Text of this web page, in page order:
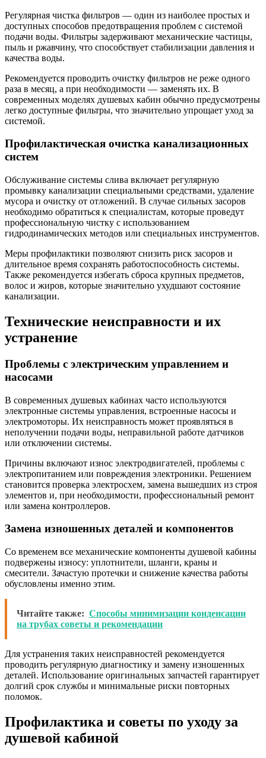
Регулярная чистка фильтров — один из наиболее простых и
доступных способов предотвращения проблем с системой
подачи воды. Фильтры задерживают механические частицы,
пыль и ржавчину, что способствует стабилизации давления и
качества воды.
Рекомендуется проводить очистку фильтров не реже одного
раза в месяц, а при необходимости — заменять их. В
современных моделях душевых кабин обычно предусмотрены
легко доступные фильтры, что значительно упрощает уход за
системой.
Профилактическая очистка канализационных
систем
Обслуживание системы слива включает регулярную
промывку канализации специальными средствами, удаление
мусора и очистку от отложений. В случае сильных засоров
необходимо обратиться к специалистам, которые проведут
профессиональную чистку с использованием
гидродинамических методов или специальных инструментов.
Меры профилактики позволяют снизить риск засоров и
длительное время сохранять работоспособность системы.
Также рекомендуется избегать сброса крупных предметов,
волос и жиров, которые значительно ухудшают состояние
канализации.
Технические неисправности и их
устранение
Проблемы с электрическим управлением и
насосами
В современных душевых кабинах часто используются
электронные системы управления, встроенные насосы и
электромоторы. Их неисправность может проявляться в
неполучении подачи воды, неправильной работе датчиков
или отключении системы.
Причины включают износ электродвигателей, проблемы с
электропитанием или повреждения электроники. Решением
становится проверка электросхем, замена вышедших из строя
элементов и, при необходимости, профессиональный ремонт
или замена контроллеров.
Замена изношенных деталей и компонентов
Со временем все механические компоненты душевой кабины
подвержены износу: уплотнители, шланги, краны и
смесители. Зачастую протечки и снижение качества работы
обусловлены именно этим.
Читайте также: Способы минимизации конденсации
на трубах советы и рекомендации
Для устранения таких неисправностей рекомендуется
проводить регулярную диагностику и замену изношенных
деталей. Использование оригинальных запчастей гарантирует
долгий срок службы и минимальные риски повторных
поломок.
Профилактика и советы по уходу за
душевой кабиной